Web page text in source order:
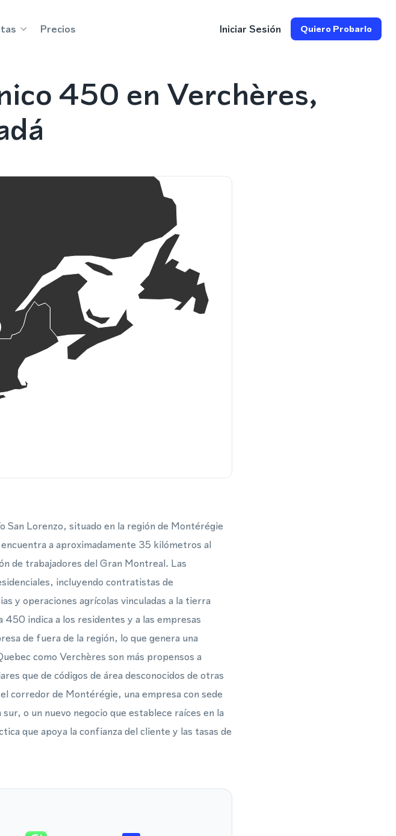
Precios Iniciar Sesión Quiero Probarlo
450 en Verchères,
San Lorenzo, situado en la región de Montérégie
a aproximadamente 35 kilómetros al
de trabajadores del Gran Montreal. Las
incluyendo contratistas de
y operaciones agrícolas vinculadas a la tierra
indica a los residentes y a las empresas
de fuera de la región, lo que genera una
como Verchères son más propensos a
que de códigos de área desconocidos de otras
corredor de Montérégie, una empresa con sede
o un nuevo negocio que establece raíces en la
que apoya la confianza del cliente y las tasas de